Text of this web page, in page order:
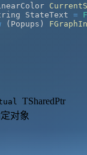
FString StateText
=
( Popups )
TSharedPtr
对象